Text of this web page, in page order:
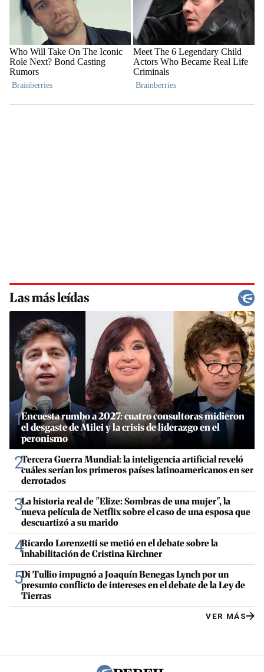
Las más leídas
1Encuesta rumbo a 2027: cuatro consultoras midieron
el desgaste de Milei y la crisis de liderazgo en el
peronismo
2Tercera Guerra Mundial: la inteligencia artificial reveló
cuáles serían los primeros países latinoamericanos en ser
derrotados
3La historia real de "Elize: Sombras de una mujer", la
nueva película de Netflix sobre el caso de una esposa que
descuartizó a su marido
4Ricardo Lorenzetti se metió en el debate sobre la
inhabilitación de Cristina Kirchner
5Di Tullio impugnó a Joaquín Benegas Lynch por un
presunto conflicto de intereses en el debate de la Ley de
Tierras
VER MÁS